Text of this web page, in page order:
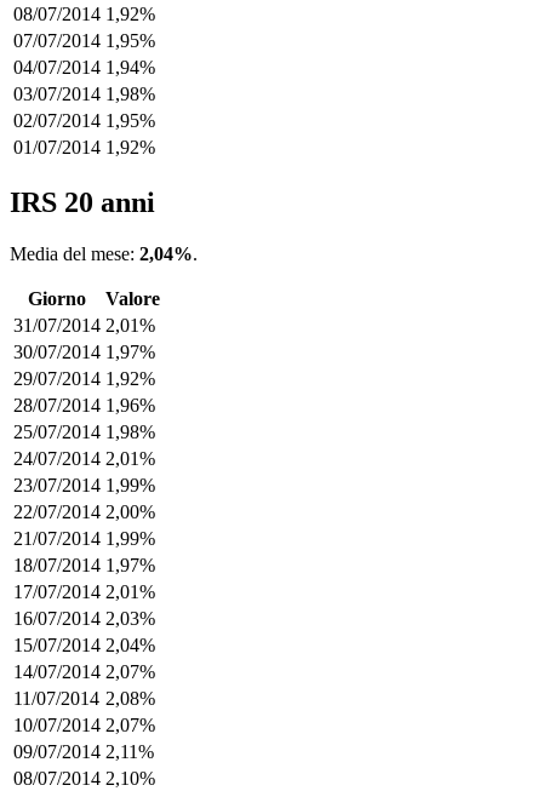
08/07/2014 1,92%
07/07/2014 1,95%
04/07/2014 1,94%
03/07/2014 1,98%
02/07/2014 1,95%
01/07/2014 1,92%
IRS 20 anni
Media del mese: 2,04%.
Giorno
Valore
31/07/2014 2,01%
30/07/2014 1,97%
29/07/2014 1,92%
28/07/2014 1,96%
25/07/2014 1,98%
24/07/2014 2,01%
23/07/2014 1,99%
22/07/2014 2,00%
21/07/2014 1,99%
18/07/2014 1,97%
17/07/2014 2,01%
16/07/2014 2,03%
15/07/2014 2,04%
14/07/2014 2,07%
11/07/2014 2,08%
10/07/2014 2,07%
09/07/2014 2,11%
08/07/2014 2,10%